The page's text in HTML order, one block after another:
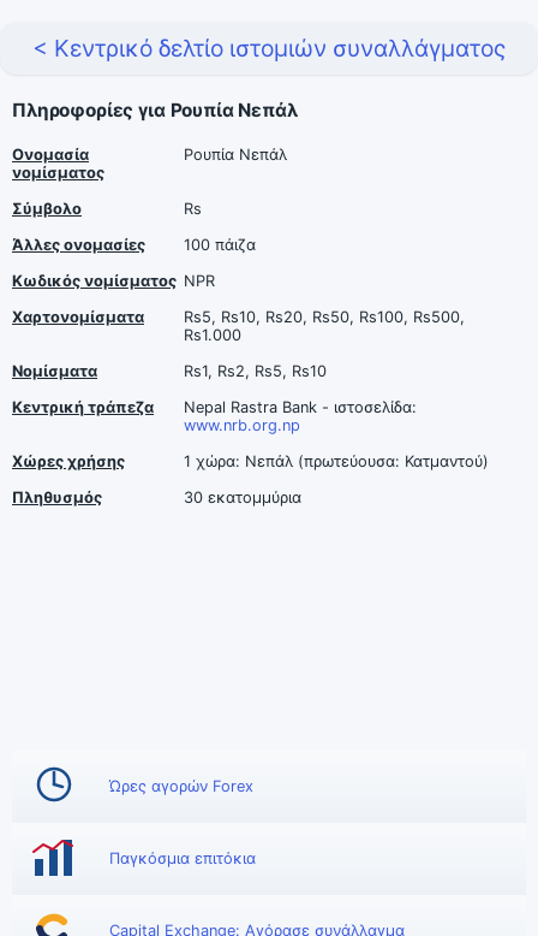
< Κεντρικό δελτίο ιστομιών συναλλάγματος
Πληροφορίες για Ρουπία Νεπάλ
Ονομασία
νομίσματος
Ρουπία Νεπάλ
Σύμβολο
Rs
Άλλες ονομασίες
100 πάιζα
Κωδικός νομίσματος NPR
Χαρτονομίσματα
Rs5, Rs10, Rs20, Rs50, Rs100, Rs500,
Rs1.000
Νομίσματα
Rs1, Rs2, Rs5, Rs10
Κεντρική τράπεζα
Nepal Rastra Bank - ιστοσελίδα:
www.nrb.org.np
Χώρες χρήσης
1 χώρα: Νεπάλ (πρωτεύουσα: Κατμαντού)
Πληθυσμός
30 εκατομμύρια
Ώρες αγορών Forex
Παγκόσμια επιτόκια
Capital Exchange: Αγόρασε συνάλλαγμα